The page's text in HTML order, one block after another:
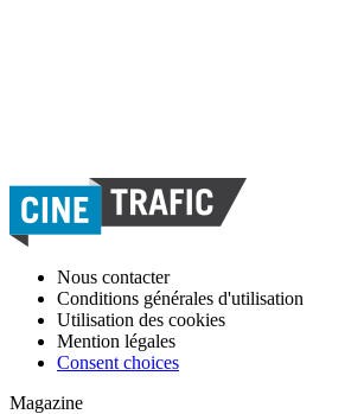
Nous contacter
Conditions générales d'utilisation
Utilisation des cookies
Mention légales
Consent choices
Magazine